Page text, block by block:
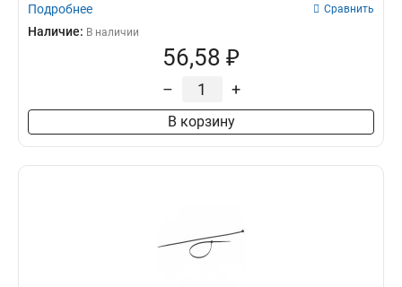
Подробнее Сравнить
Наличие: В наличии
56,58 ₽
– +
В корзину